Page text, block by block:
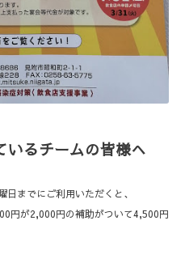
いるチームの皆様へ
までにご利用いただくと、
円が2,000円の補助がついて4,500円